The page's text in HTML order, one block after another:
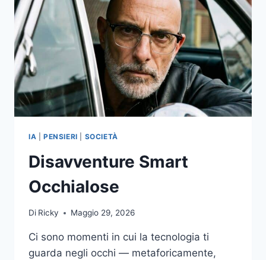
IA PENSIERI SOCIETÀ
Disavventure Smart
Occhialose
Di Ricky Maggio 29, 2026
Ci sono momenti in cui la tecnologia ti
guarda negli occhi — metaforicamente,